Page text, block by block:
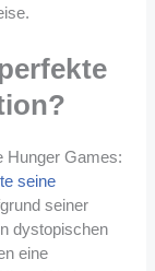
​.
Hunger Games:
seine
seiner
dystopischen
eine